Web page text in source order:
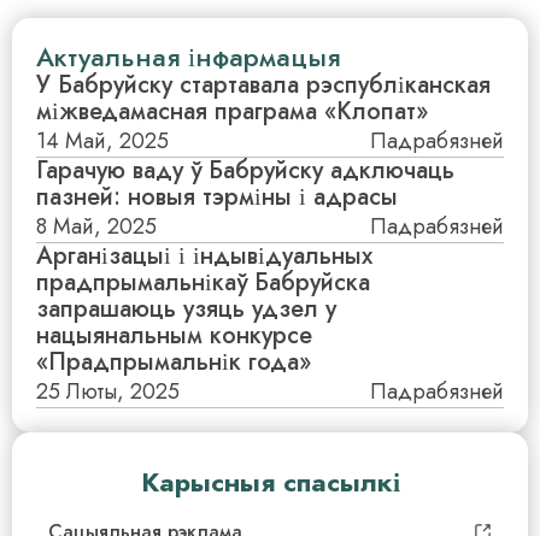
Актуальная інфармацыя
У Бабруйску стартавала рэспубліканская
міжведамасная праграма «Клопат»
14 Май, 2025 Падрабязней
Гарачую ваду ў Бабруйску адключаць
пазней: новыя тэрміны і адрасы
8 Май, 2025 Падрабязней
Арганізацыі і індывідуальных
прадпрымальнікаў Бабруйска
запрашаюць узяць удзел у
нацыянальным конкурсе
«Прадпрымальнік года»
25 Люты, 2025 Падрабязней
Карысныя спасылкі